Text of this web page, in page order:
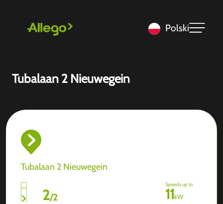
Polski
Tubalaan 2 Nieuwegein
Tubalaan 2 Nieuwegein
2/2
Speeds up to
11kW